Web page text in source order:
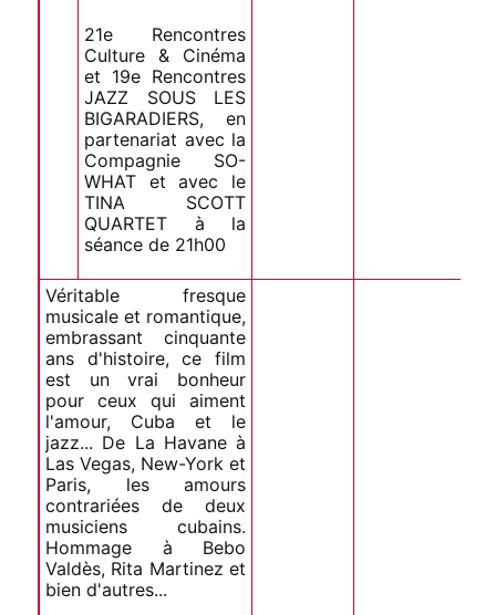
21e Rencontres
Culture & Cinéma
et 19e Rencontres
JAZZ SOUS LES
BIGARADIERS, en
partenariat avec la
Compagnie SO-
WHAT et avec le
TINA SCOTT
QUARTET à la
séance de 21h00
Véritable fresque
musicale et romantique,
embrassant cinquante
ans d'histoire, ce film
est un vrai bonheur
pour ceux qui aiment
l'amour, Cuba et le
jazz... De La Havane à
Las Vegas, New-York et
Paris, les amours
contrariées de deux
musiciens cubains.
Hommage à Bebo
Valdès, Rita Martinez et
bien d'autres...